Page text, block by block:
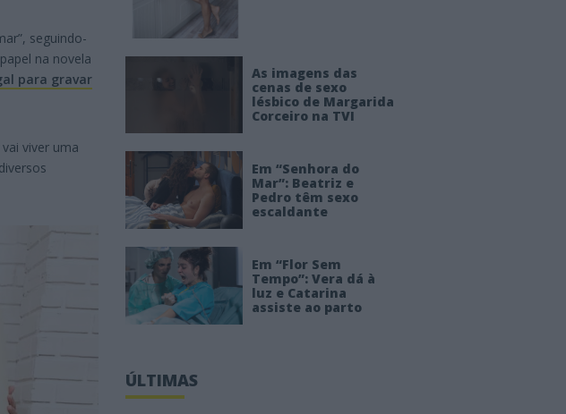
seguindo-
na novela
para gravar
viver uma
As imagens das
cenas de sexo
lésbico de Margarida
Corceiro na TVI
Em “Senhora do
Mar”: Beatriz e
Pedro têm sexo
escaldante
Em “Flor Sem
Tempo”: Vera dá à
luz e Catarina
assiste ao parto
ÚLTIMAS